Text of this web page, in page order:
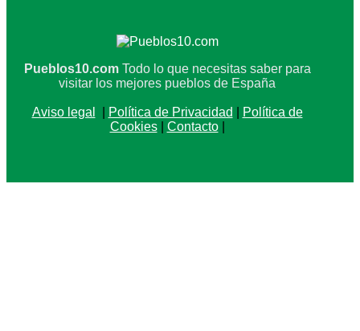
Pueblos10.comTodo lo que necesitas saber para
visitar los mejores pueblos de España
Aviso legal Política de Privacidad
Política de
Cookies| Contacto|